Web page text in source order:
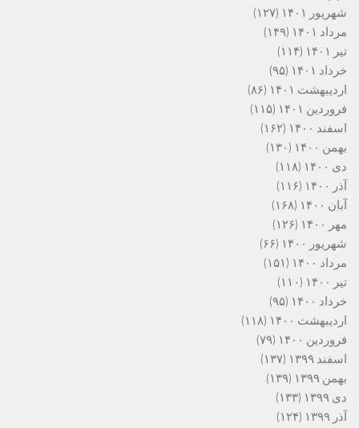
شهریور ۱۴۰۱
(۱۲۷)
مرداد ۱۴۰۱
(۱۴۹)
تیر ۱۴۰۱
(۱۱۴)
خرداد ۱۴۰۱
(۹۵)
اردیبهشت ۱۴۰۱
(۸۶)
فروردین ۱۴۰۱
(۱۱۵)
اسفند ۱۴۰۰
(۱۶۲)
بهمن ۱۴۰۰
(۱۳۰)
دی ۱۴۰۰
(۱۱۸)
آذر ۱۴۰۰
(۱۱۶)
آبان ۱۴۰۰
(۱۶۸)
مهر ۱۴۰۰
(۱۲۶)
شهریور ۱۴۰۰
(۶۶)
مرداد ۱۴۰۰
(۱۵۱)
تیر ۱۴۰۰
(۱۱۰)
خرداد ۱۴۰۰
(۹۵)
اردیبهشت ۱۴۰۰
(۱۱۸)
فروردین ۱۴۰۰
(۷۹)
اسفند ۱۳۹۹
(۱۳۷)
بهمن ۱۳۹۹
(۱۳۹)
دی ۱۳۹۹
(۱۳۳)
آذر ۱۳۹۹
(۱۲۴)